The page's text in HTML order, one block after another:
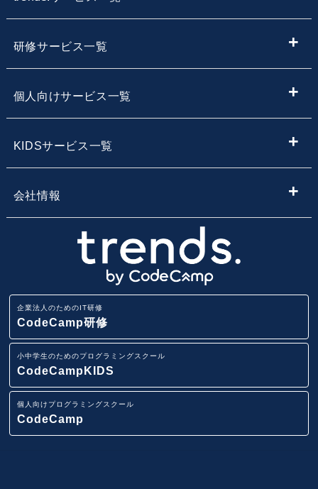
子供向けプログラミング教室を探す
地域・エリア名から子供向けプログラミングスクールを
路線から子供向けプログラミングスクールを探す
駅から子供向けプログラミングスクールを探す
IT用語集
研修サービス一覧
【企業向け】DX社員研修 - 法人向け人材育成
業務改善・効率化研修
ITリテラシー研修
Pythonデータサイエンス研修
スマホアプリ(iOS/Android)開発研修
個人向けサービス一覧
エンジニア転職コース
KIDSサービス一覧
小学生・中学生のためのオンラインプログラミングスク
小学生・中学生向けFCプログラミング教室
小学生・中学生向けプログラミング教室
会社情報
講師募集
ニュースリリース
イベント一覧
企業法人のためのIT研修
CodeCamp研修
小中学生のためのプログラミングスクール
CodeCampKIDS
個人向けプログラミングスクール
CodeCamp